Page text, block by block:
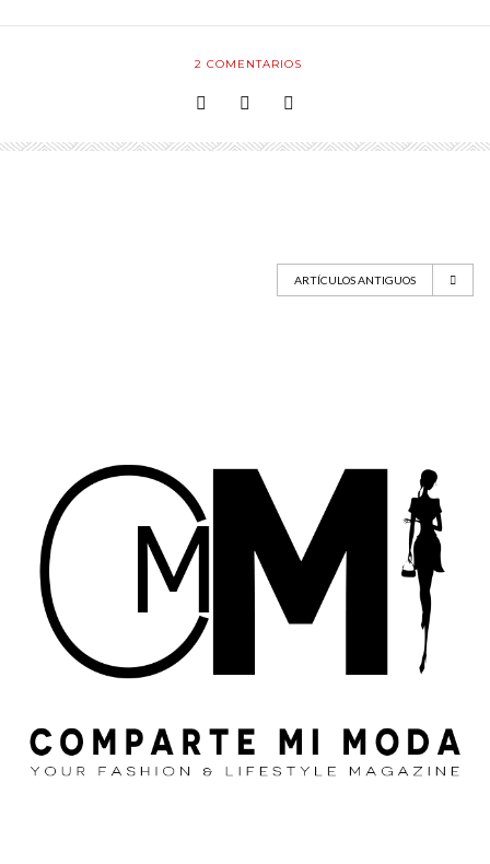
2 COMENTARIOS
ARTÍCULOS ANTIGUOS